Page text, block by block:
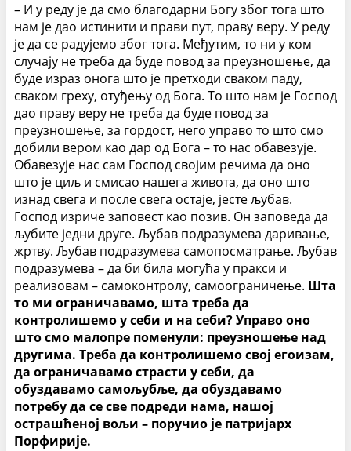
– И у реду је да смо благодарни Богу због тога што
нам је дао истинити и прави пут, праву веру. У реду
је да се радујемо због тога. Међутим, то ни у ком
случају не треба да буде повод за преузношење, да
буде израз онога што је претходи сваком паду,
сваком греху, отуђењу од Бога. То што нам је Господ
дао праву веру не треба да буде повод за
преузношење, за гордост, него управо то што смо
добили вером као дар од Бога – то нас обавезује.
Обавезује нас сам Господ својим речима да оно
што је циљ и смисао нашега живота, да оно што
изнад свега и после свега остаје, јесте љубав.
Господ изриче заповест као позив. Он заповеда да
љубите једни друге. Љубав подразумева даривање,
жртву. Љубав подразумева самопосматрање. Љубав
подразумева – да би била могућа у пракси и
реализовам – самоконтролу, самоограничење. Шта
то ми ограничавамо, шта треба да
контролишемо у себи и на себи? Управо оно
што смо малопре поменули: преузношење над
другима. Треба да контролишемо свој егоизам,
да ограничавамо страсти у себи, да
обуздавамо самољубље, да обуздавамо
потребу да се све подреди нама, нашој
острашћеној вољи – поручио је патријарх
Порфирије.